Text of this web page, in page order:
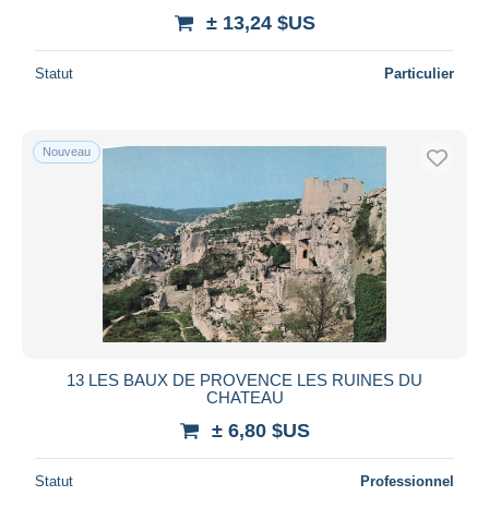
± 13,24 $US
Statut Particulier
Nouveau
13 LES BAUX DE PROVENCE LES RUINES DU
CHATEAU
± 6,80 $US
Statut Professionnel